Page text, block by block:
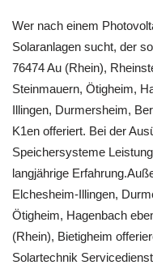
Wer nach einem
Solaranlagen sucht, der
76474 Au (Rhein),
Steinmauern, Ötigheim,
Illingen, Durmersheim,
K1en offeriert. Bei der
Speichersysteme
langjährige
Elchesheim-Illingen,
Ötigheim, Hagenbach
(Rhein), Bietigheim
Solartechnik